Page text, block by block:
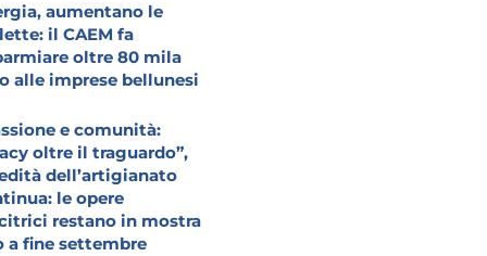
aumentano le
il CAEM fa
oltre 80 mila
alle imprese bellunesi
e comunità:
oltre il traguardo”,
dell’artigianato
le opere
restano in mostra
a fine settembre